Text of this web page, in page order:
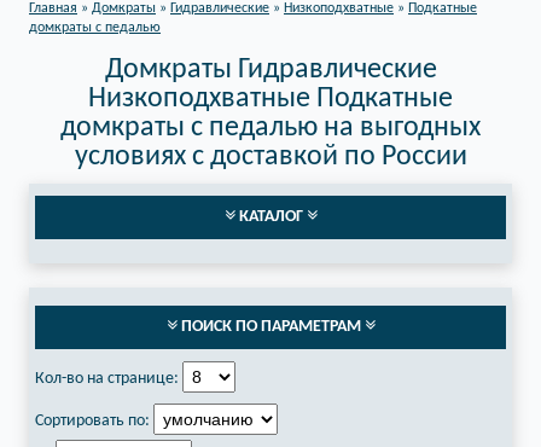
Главная » Домкраты » Гидравлические » Низкоподхватные » Подкатные
домкраты с педалью
Домкраты Гидравлические
Низкоподхватные Подкатные
домкраты с педалью на выгодных
условиях с доставкой по России
КАТАЛОГ
ПОИСК ПО ПАРАМЕТРАМ
Кол-во на странице:
Сортировать по: